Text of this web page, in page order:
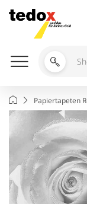
Inhalt
springen
Shop
durchsuchen
StartseitePapiertapeten